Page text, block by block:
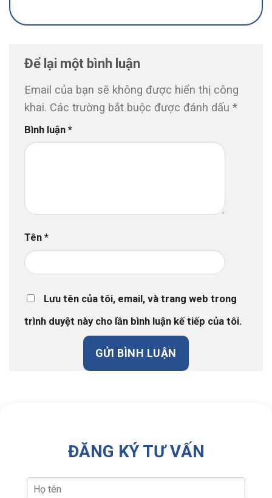
Để lại một bình luận
Email của bạn sẽ không được hiển thị công
khai. Các trường bắt buộc được đánh dấu *
Bình luận *
Tên *
Lưu tên của tôi, email, và trang web trong
trình duyệt này cho lần bình luận kế tiếp của tôi.
ĐĂNG KÝ TƯ VẤN